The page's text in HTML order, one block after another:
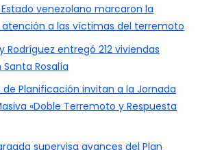
venezolano marcaron la
a las víctimas del terremoto
Rodríguez entregó 212 viviendas
Rosalía
Planificación invitan a la Jornada
«Doble Terremoto y Respuesta
supervisa avances del Plan